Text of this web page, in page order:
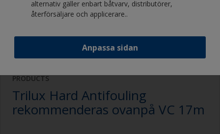
PRODUCTS
Trilux Hard Antifouling
rekommenderas ovanpå VC 17m
alternativ gäller enbart båtvarv, distributörer,
återförsäljare och applicerare..
Anpassa sidan